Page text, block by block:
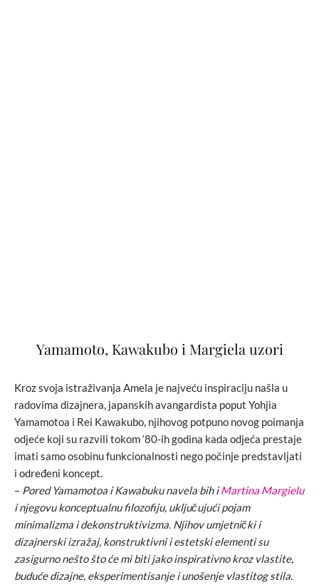
Yamamoto, Kawakubo i Margiela uzori
Kroz svoja istraživanja Amela je najveću inspiraciju našla u
radovima dizajnera, japanskih avangardista poput Yohjia
Yamamotoa i Rei Kawakubo, njihovog potpuno novog poimanja
odjeće koji su razvili tokom ‘80-ih godina kada odjeća prestaje
imati samo osobinu funkcionalnosti nego počinje predstavljati
i određeni koncept.
– Pored Yamamotoa i Kawabuku navela bih iMartina Margielu
i njegovu konceptualnu filozofiju, uključujući pojam
minimalizma i dekonstruktivizma. Njihov umjetnički i
dizajnerski izražaj, konstruktivni i estetski elementi su
zasigurno nešto što će mi biti jako inspirativno kroz vlastite,
buduće dizajne, eksperimentisanje i unošenje vlastitog stila.